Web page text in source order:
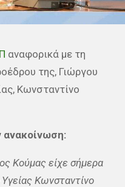
αναφορικά με τη
της, Γιώργου
Κωνσταντίνο
ανακοίνωση:
Κούμας είχε σήμερα
Κωνσταντίνο